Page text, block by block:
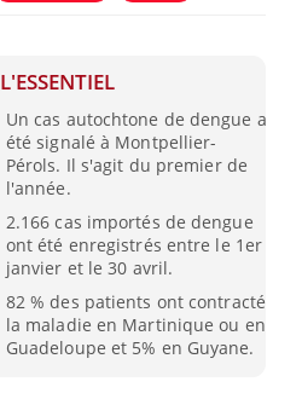
L'ESSENTIEL
Un cas autochtone de dengue a
été signalé à Montpellier-
Pérols. Il s'agit du premier de
l'année.
2.166 cas importés de dengue
ont été enregistrés entre le 1er
janvier et le 30 avril.
82 % des patients ont contracté
la maladie en Martinique ou en
Guadeloupe et 5% en Guyane.